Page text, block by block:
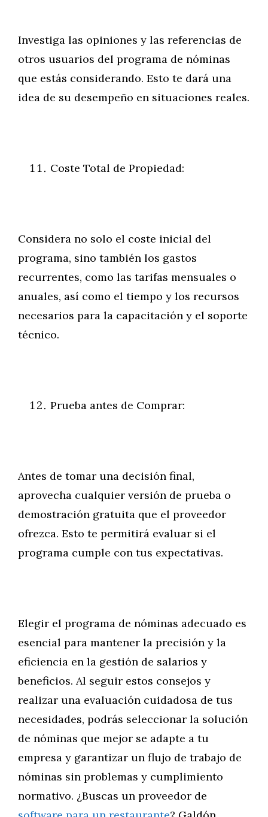
Investiga las opiniones y las referencias de
otros usuarios del programa de nóminas
que estás considerando. Esto te dará una
idea de su desempeño en situaciones reales.
Coste Total de Propiedad:
Considera no solo el coste inicial del
programa, sino también los gastos
recurrentes, como las tarifas mensuales o
anuales, así como el tiempo y los recursos
necesarios para la capacitación y el soporte
técnico.
Prueba antes de Comprar:
Antes de tomar una decisión final,
aprovecha cualquier versión de prueba o
demostración gratuita que el proveedor
ofrezca. Esto te permitirá evaluar si el
programa cumple con tus expectativas.
Elegir el programa de nóminas adecuado es
esencial para mantener la precisión y la
eficiencia en la gestión de salarios y
beneficios. Al seguir estos consejos y
realizar una evaluación cuidadosa de tus
necesidades, podrás seleccionar la solución
de nóminas que mejor se adapte a tu
empresa y garantizar un flujo de trabajo de
nóminas sin problemas y cumplimiento
normativo. ¿Buscas un proveedor de